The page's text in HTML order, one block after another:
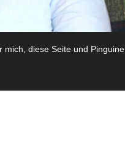
mich, diese Seite und Pinguine